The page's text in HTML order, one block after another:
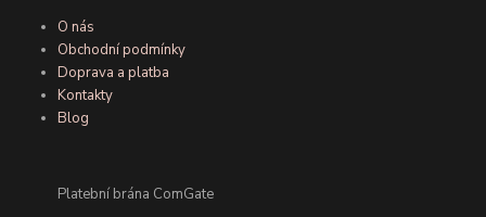
O nás
Obchodní podmínky
Doprava a platba
Kontakty
Blog
Platební brána ComGate